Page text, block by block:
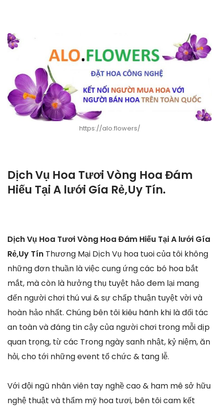
https://alo.flowers/
Dịch Vụ Hoa Tươi Vòng Hoa Đám
Hiếu Tại A lưới Gía Rẻ,Uy Tín.
Dịch Vụ Hoa Tươi Vòng Hoa Đám Hiếu Tại A lưới Gía
Rẻ,Uy Tín Thương Mại Dịch Vụ hoa tuoi của tôi không
những đơn thuần là việc cung ứng các bó hoa bắt
mắt, mà còn là hưởng thụ tuyệt hảo đem lại mang
đến người chơi thú vui & sự chấp thuận tuyệt vời và
hoàn hảo nhất. Chúng bên tôi kiêu hãnh khi là đối tác
an toàn và đáng tin cậy của người chơi trong mỗi dịp
quan trọng, từ các Trong ngày sanh nhật, kỷ niệm, ăn
hỏi, cho tới những event tổ chức & tang lễ.
Với đội ngũ nhân viên tay nghề cao & ham mê sở hữu
nghệ thuật và thẩm mỹ hoa tươi, bên tôi cam kết